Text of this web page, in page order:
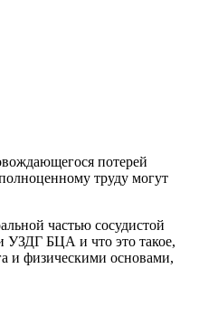
потерей
труду могут
частью сосудистой
УЗДГ БЦА и что это такое,
и физическими основами,